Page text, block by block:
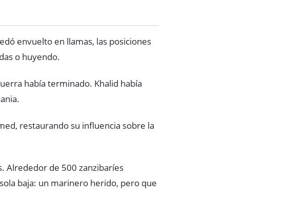
envuelto en llamas, las posiciones
o huyendo.
había terminado. Khalid había
restaurando su influencia sobre la
Alrededor de 500 zanzibaríes
baja: un marinero herido, pero que